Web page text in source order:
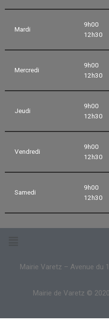
Mardi
9h00
12h30
Mercredi
9h00
12h30
Jeudi
9h00
12h30
Vendredi
9h00
12h30
Samedi
9h00
12h30
Mairie Varetz – Avenue du
Mairie de Varetz ©